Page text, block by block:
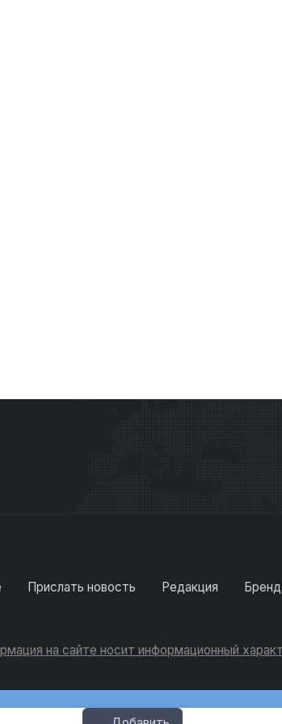
Прислать новость Редакция
на сайте носит информационный